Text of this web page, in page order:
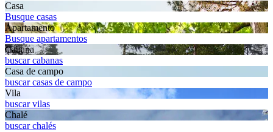
Casa
Busque casas
Apartamento
Busque apartamentos
Cabana
buscar cabanas
Casa de campo
buscar casas de campo
Vila
buscar vilas
Chalé
buscar chalés